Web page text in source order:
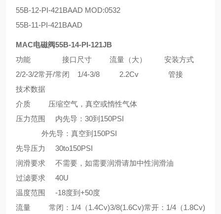
55B-12-PI-421BAAD MOD:0532
55B-11-PI-421BAAD
MAC电磁阀55B-14-PI-121JB
功能 接口尺寸 流量（大） 安装方式
2/2-3/2常开/常闭 1/4-3/8 2.2Cv 管接
技术数据
介质 压缩空气，真空或惰性气体
压力范围 内先导：30到150PSI
外先导：真空到150PSI
先导压力 30to150PSI
润滑要求 不需要，如需要润滑请加中性润滑油
过滤要求 40U
温度范围 -18度到+50度
流量 常闭：1/4（1.4Cv)3/8(1.6Cv)常开：1/4（1.8Cv)